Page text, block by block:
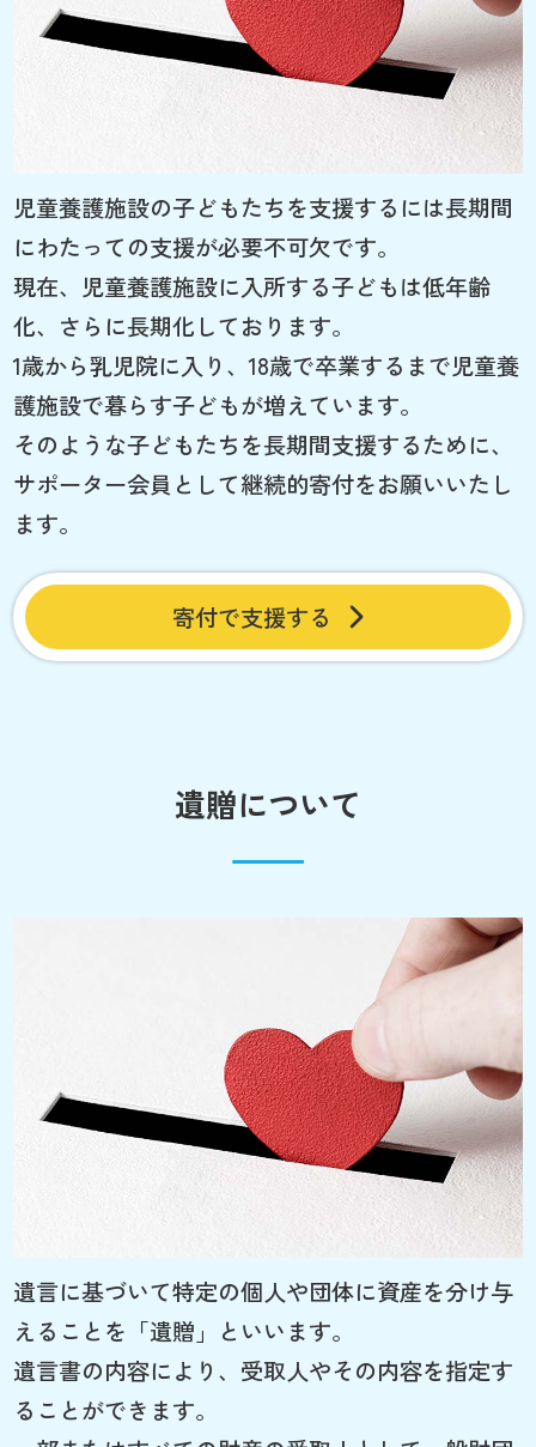
児童養護施設の子どもたちを支援するには長期間
にわたっての支援が必要不可欠です。
現在、児童養護施設に入所する子どもは低年齢
化、さらに長期化しております。
1歳から乳児院に入り、18歳で卒業するまで児童養
護施設で暮らす子どもが増えています。
そのような子どもたちを長期間支援するために、
サポーター会員として継続的寄付をお願いいたし
ます。
寄付で支援する
遺贈について
遺言に基づいて特定の個人や団体に資産を分け与
えることを「遺贈」といいます。
遺言書の内容により、受取人やその内容を指定す
ることができます。